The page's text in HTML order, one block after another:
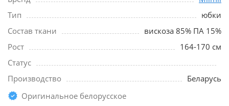
Тип
юбки
Состав ткани
вискоза 85% ПА 15%
Рост
164-170 см
Статус
Производство
Беларусь
Оригинальное белорусское